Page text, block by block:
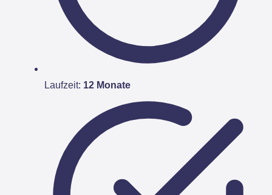
Laufzeit: 12 Monate